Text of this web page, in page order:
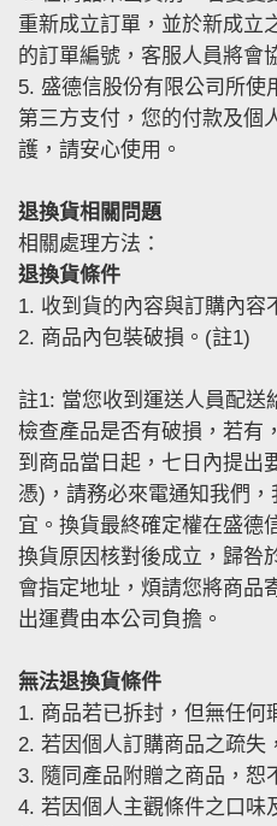
重新成立訂單，並於新成立
的訂單編號，客服人員將會
5. 盛德信股份有限公司所使
第三方支付，您的付款及個
護，請安心使用。
退換貨相關問題
相關處理方法：
退換貨條件
1. 收到貨的內容與訂購內容
2. 商品內包裝破損。(註1)
註1: 當您收到運送人員配送
檢查產品是否有破損，若有
到商品當日起，七日內提出
憑)，請務必來電通知我們
宜。換貨最終確定權在盛德
換貨原因核對後成立，歸咎
會指定地址，煩請您將商品
出運費由本公司負擔。
無法退換貨條件
1. 商品若已拆封，但無任何
2. 若因個人訂購商品之疏失
3. 隨同產品附贈之商品，恕
4. 若因個人主觀條件之口味